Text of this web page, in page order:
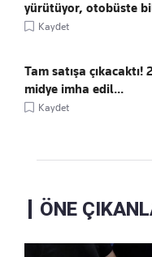
yürütüyor, otobüste
Kaydet
Tam satışa
midye imha edil...
Kaydet
ÖNE